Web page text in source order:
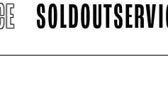
SOLDOUTSERVICE